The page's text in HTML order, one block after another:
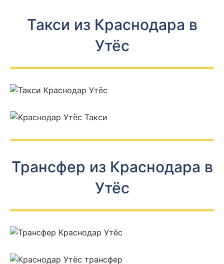
Такси из Краснодара в
Утёс
Трансфер из Краснодара в
Утёс